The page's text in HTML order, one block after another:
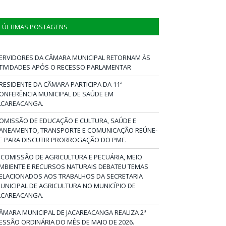
ÚLTIMAS POSTAGENS
DA CÂMARA MUNICIPAL RETORNAM ÀS
APÓS O RECESSO PARLAMENTAR
DA CÂMARA PARTICIPA DA 11ª
MUNICIPAL DE SAÚDE EM
DE EDUCAÇÃO E CULTURA, SAÚDE E
TRANSPORTE E COMUNICAÇÃO REÚNE-
PARA DISCUTIR PRORROGAÇÃO DO PME.
DE AGRICULTURA E PECUÁRIA, MEIO
E RECURSOS NATURAIS DEBATEU TEMAS
AOS TRABALHOS DA SECRETARIA
DE AGRICULTURA NO MUNICÍPIO DE
MUNICIPAL DE JACAREACANGA REALIZA 2ª
ORDINÁRIA DO MÊS DE MAIO DE 2026.